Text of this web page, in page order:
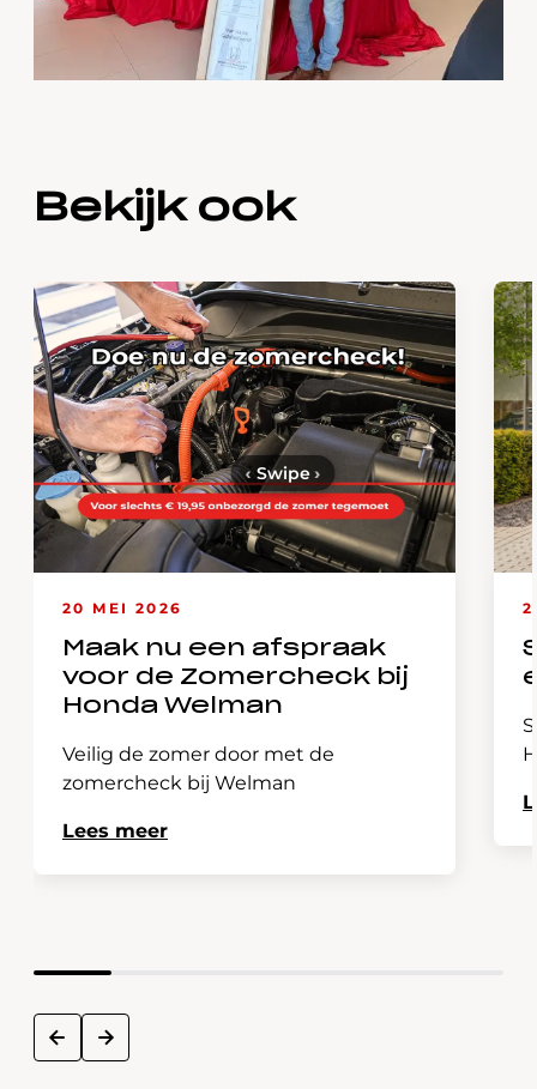
Bekijk ook
20 MEI 2026
Maak nu een afspraak
voor de Zomercheck bij
Honda Welman
Veilig de zomer door met de
zomercheck bij Welman
Lees meer
prev next
‹ Swipe›